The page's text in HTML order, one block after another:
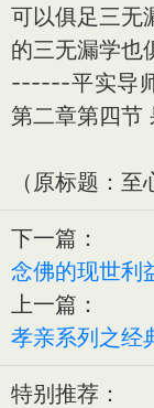
可以俱足三无
的三无漏学也
------平实导
第二章第四节
（原标题：至
下一篇：
念佛的现世利
上一篇：
孝亲系列之经
特别推荐：